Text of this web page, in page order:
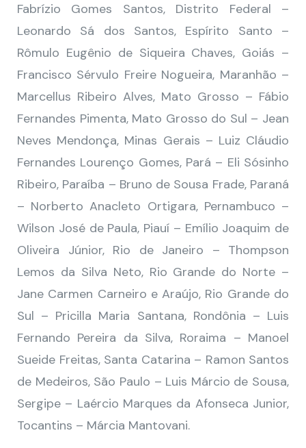
Fabrízio Gomes Santos, Distrito Federal –
Leonardo Sá dos Santos, Espírito Santo –
Rômulo Eugênio de Siqueira Chaves, Goiás –
Francisco Sérvulo Freire Nogueira, Maranhão –
Marcellus Ribeiro Alves, Mato Grosso – Fábio
Fernandes Pimenta, Mato Grosso do Sul – Jean
Neves Mendonça, Minas Gerais – Luiz Cláudio
Fernandes Lourenço Gomes, Pará – Eli Sósinho
Ribeiro, Paraíba – Bruno de Sousa Frade, Paraná
– Norberto Anacleto Ortigara, Pernambuco –
Wilson José de Paula, Piauí – Emílio Joaquim de
Oliveira Júnior, Rio de Janeiro – Thompson
Lemos da Silva Neto, Rio Grande do Norte –
Jane Carmen Carneiro e Araújo, Rio Grande do
Sul – Pricilla Maria Santana, Rondônia – Luis
Fernando Pereira da Silva, Roraima – Manoel
Sueide Freitas, Santa Catarina – Ramon Santos
de Medeiros, São Paulo – Luis Márcio de Sousa,
Sergipe – Laércio Marques da Afonseca Junior,
Tocantins – Márcia Mantovani.